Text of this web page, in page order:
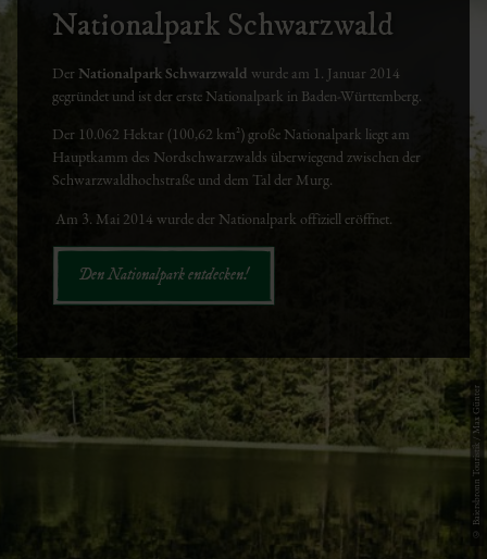
© Baiersbronn Touristik / Max Günter
Nationalpark Schwarzwald
DerNationalpark Schwarzwald wurde am 1. Januar 2014
gegründet und ist der erste Nationalpark in Baden-Württemberg.
Der 10.062 Hektar (100,62 km²) große Nationalpark liegt am
Hauptkamm des Nordschwarzwalds überwiegend zwischen der
Schwarzwaldhochstraße und dem Tal der Murg.
Am 3. Mai 2014 wurde der Nationalpark offiziell eröffnet.
Den Nationalpark entdecken!